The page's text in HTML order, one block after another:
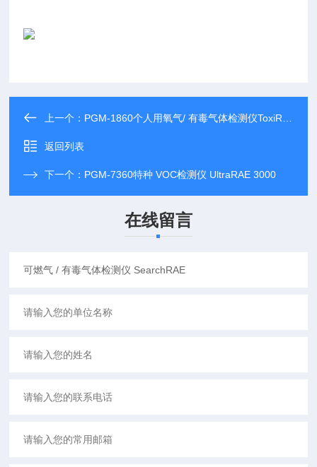
上一个： PGM-1860个人用氧气/ 有毒气体检测仪ToxiRAE Pro EC
返回列表
下一个： PGM-7360特种 VOC检测仪 UltraRAE 3000
在线留言